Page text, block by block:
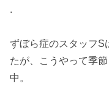
.
ずぼら症のスタッフS
たが、こうやって季
中。